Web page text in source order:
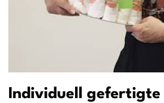
Individuell gefertigte